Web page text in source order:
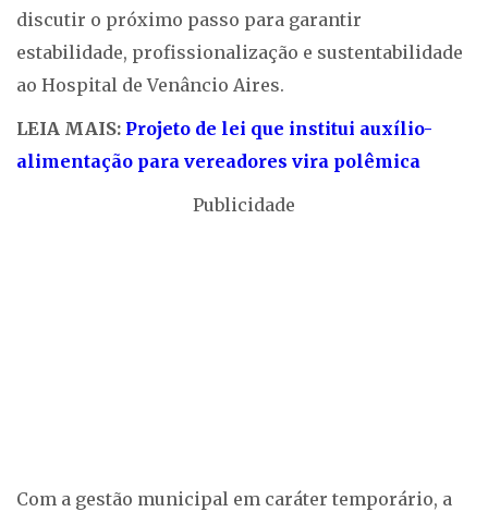
discutir o próximo passo para garantir
estabilidade, profissionalização e sustentabilidade
ao Hospital de Venâncio Aires.
LEIA MAIS: Projeto de lei que institui auxílio-
alimentação para vereadores vira polêmica
Publicidade
Com a gestão municipal em caráter temporário, a